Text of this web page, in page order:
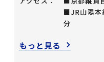
■JR山陽本
分
もっと見る